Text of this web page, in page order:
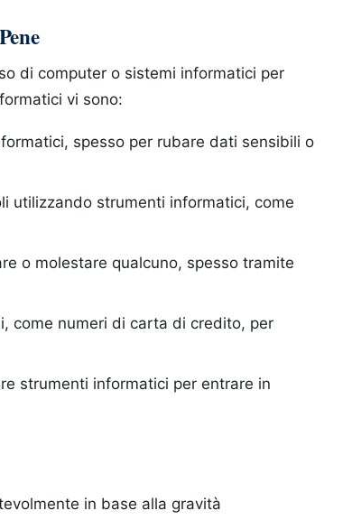
di computer o sistemi informatici per
vi sono:
spesso per rubare dati sensibili o
utilizzando strumenti informatici, come
o molestare qualcuno, spesso tramite
come numeri di carta di credito, per
strumenti informatici per entrare in
in base alla gravità